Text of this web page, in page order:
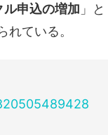
ル申込の増加 」と
れている。